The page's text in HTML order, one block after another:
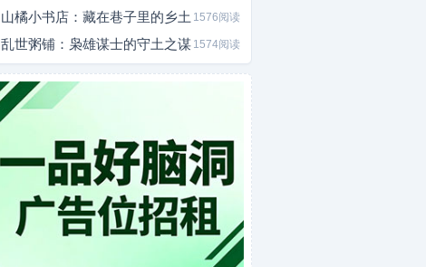
山橘小书店：藏在巷子里的乡土 1576阅读
乱世粥铺：枭雄谋士的守土之谋 1574阅读